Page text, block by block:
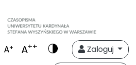
A+ A++
Zaloguj